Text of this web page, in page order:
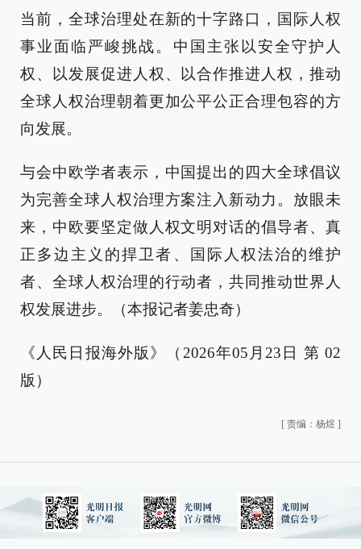
当前，全球治理处在新的十字路口，国际人权
事业面临严峻挑战。中国主张以安全守护人
权、以发展促进人权、以合作推进人权，推动
全球人权治理朝着更加公平公正合理包容的方
向发展。
与会中欧学者表示，中国提出的四大全球倡议
为完善全球人权治理方案注入新动力。放眼未
来，中欧要坚定做人权文明对话的倡导者、真
正多边主义的捍卫者、国际人权法治的维护
者、全球人权治理的行动者，共同推动世界人
权发展进步。（本报记者姜忠奇）
《人民日报海外版》（2026年05月23日 第 02
版）
[ 责编：杨煜 ]